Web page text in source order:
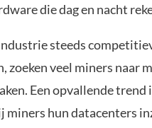
die dag en nacht
steeds
zoeken veel miners naar
Een opvallende
hun datacenters